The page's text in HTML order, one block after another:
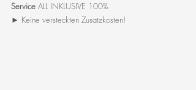
Service ALL INKLUSIVE 100%
► Keine versteckten Zusatzkosten!